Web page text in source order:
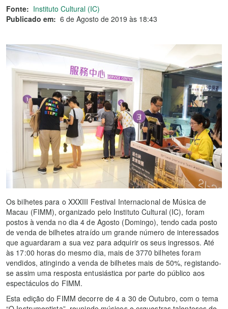
Fonte: Instituto Cultural (IC)
Publicado em: 6 de Agosto de 2019 às 18:43
Os bilhetes para o XXXIII Festival Internacional de Música de
Macau (FIMM), organizado pelo Instituto Cultural (IC), foram
postos à venda no dia 4 de Agosto (Domingo), tendo cada posto
de venda de bilhetes atraído um grande número de interessados
que aguardaram a sua vez para adquirir os seus ingressos. Até
às 17:00 horas do mesmo dia, mais de 3770 bilhetes foram
vendidos, atingindo a venda de bilhetes mais de 50%, registando-
se assim uma resposta entusiástica por parte do público aos
espectáculos do FIMM.
Esta edição do FIMM decorre de 4 a 30 de Outubro, com o tema